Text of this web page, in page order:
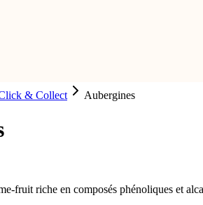
& Collect Aubergines
fruit riche en composés phénoliques et